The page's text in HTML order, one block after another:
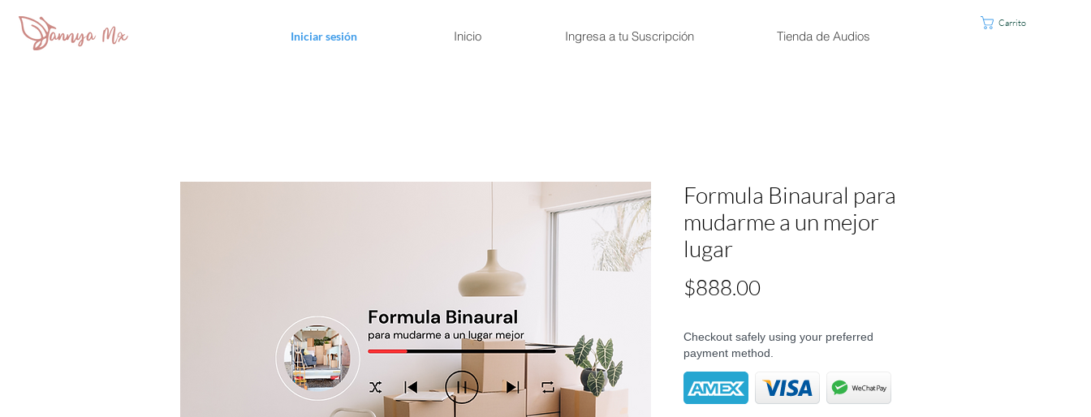
Carrito
Iniciar sesión Inicio Ingresa a tu Suscripción Tienda de Audios
Formula Binaural para
mudarme a un mejor
lugar
$888.00Precio
Checkout safely using your preferred
payment method.